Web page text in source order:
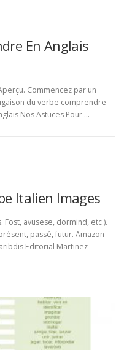
En Anglais
Commencez par un
du verbe comprendre
Nos Astuces Pour …
Italien Images
avusese, dormind, etc ).
passé, futur. Amazon
Editorial Martinez